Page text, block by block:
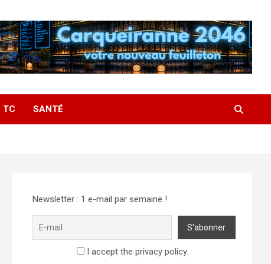
TC SANTÉ
Newsletter : 1 e-mail par semaine !
I accept the privacy policy